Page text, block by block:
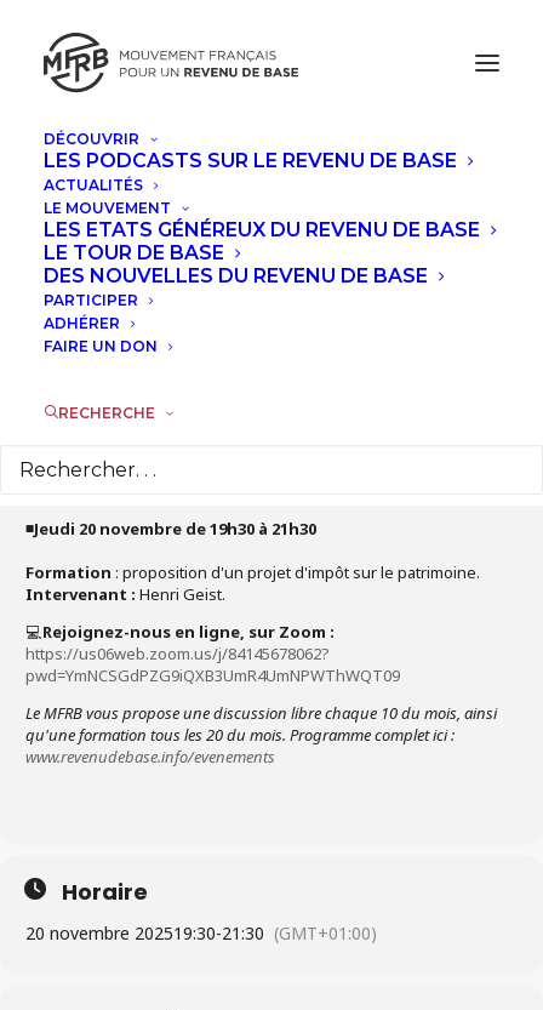
DÉCOUVRIR
LES PODCASTS SUR LE REVENU DE BASE
ACTUALITÉS
LE MOUVEMENT
LES ETATS GÉNÉREUX DU REVENU DE BASE
LE TOUR DE BASE
DES NOUVELLES DU REVENU DE BASE
PARTICIPER
ADHÉRER
FAIRE UN DON
RECHERCHE
NOVEMBRE, 2025
FORMATION : PROPOSITION D'UN
PROJET D'IMPÔT SUR LE PATRIMOINE,
PAR HENRI GEIST
◾Jeudi 20 novembre de 19h30 à 21h30
Formation : proposition d'un projet d'impôt sur le patrimoine.
Intervenant : Henri Geist.
💻Rejoignez-nous en ligne, sur Zoom :
https://us06web.zoom.us/j/84145678062?
pwd=YmNCSGdPZG9iQXB3UmR4UmNPWThWQT09
Le MFRB vous propose une discussion libre chaque 10 du mois, ainsi
qu'une formation tous les 20 du mois. Programme complet ici :
www.revenudebase.info/evenements
Horaire
20 novembre 202519:30-21:30 (GMT+01:00)